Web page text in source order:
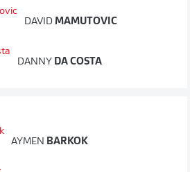
DAVID MAMUTOVIC
DANNY DA COSTA
AYMEN BARKOK